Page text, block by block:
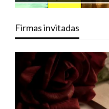
Firmas invitadas